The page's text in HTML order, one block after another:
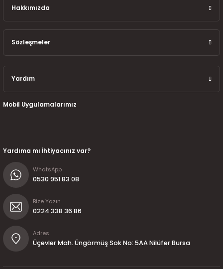
Hakkımızda
Sözleşmeler
Yardım
Mobil Uygulamalarımız
Yardıma mı İhtiyacınız var?
WhatsApp
0530 951 83 08
Bize Yazın
0224 338 36 86
Adres
Üçevler Mah. Üngörmüş Sok No: 5AA Nilüfer Bursa